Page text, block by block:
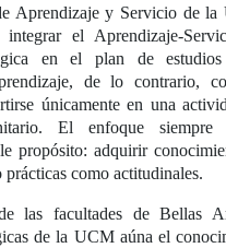
Aprendizaje y Servicio de la
integrar el Aprendizaje-
en el plan de
de lo contrario,
únicamente en una
El enfoque siempre
propósito: adquirir
prácticas como actitudinales.
las facultades de Bellas
de la UCM aúna el